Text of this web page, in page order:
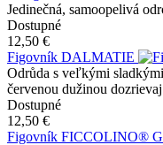
Jedinečná, samoopelivá
Dostupné
12,50 €
Figovník DALMATIE
Odrůda s veľkými
červenou dužinou
Dostupné
12,50 €
Figovník FICCOLINO®